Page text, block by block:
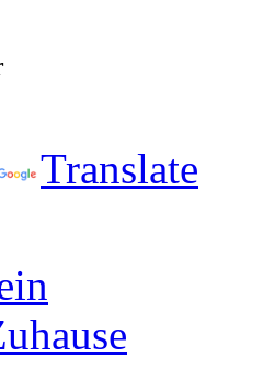
Translate